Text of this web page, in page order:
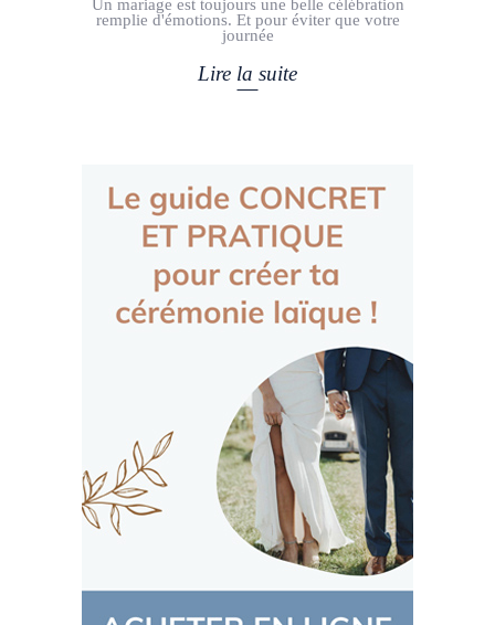
Un mariage est toujours une belle célébration
remplie d'émotions. Et pour éviter que votre
journée
Lire la suite